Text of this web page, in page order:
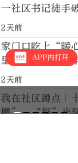
一社区书记徒手
人
2天前
家门口吃上“暖
里，新增两处老
2天前
我在社区蹲点｜
磨”，“抠”出
APP内打开